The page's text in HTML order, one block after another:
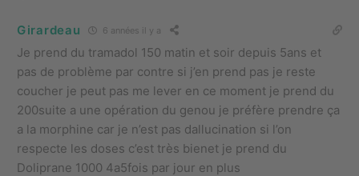
Girardeau 6 années il y a
Je prend du tramadol 150 matin et soir depuis 5ans et
pas de problème par contre si j’en prend pas je reste
coucher je peut pas me lever en ce moment je prend du
200suite a une opération du genou je préfère prendre ça
a la morphine car je n’est pas dallucination si l’on
respecte les doses c’est très bienet je prend du
Doliprane 1000 4a5fois par jour en plus